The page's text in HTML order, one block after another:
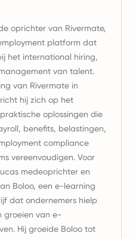
oprichter van Rivermate,
platform dat
het international hiring,
van talent.
van Rivermate in
hij zich op het
oplossingen die
benefits, belastingen,
compliance
vereenvoudigen. Voor
medeoprichter en
Boloo, een e-learning
dat ondernemers hielp
groeien van e-
Hij groeide Boloo tot